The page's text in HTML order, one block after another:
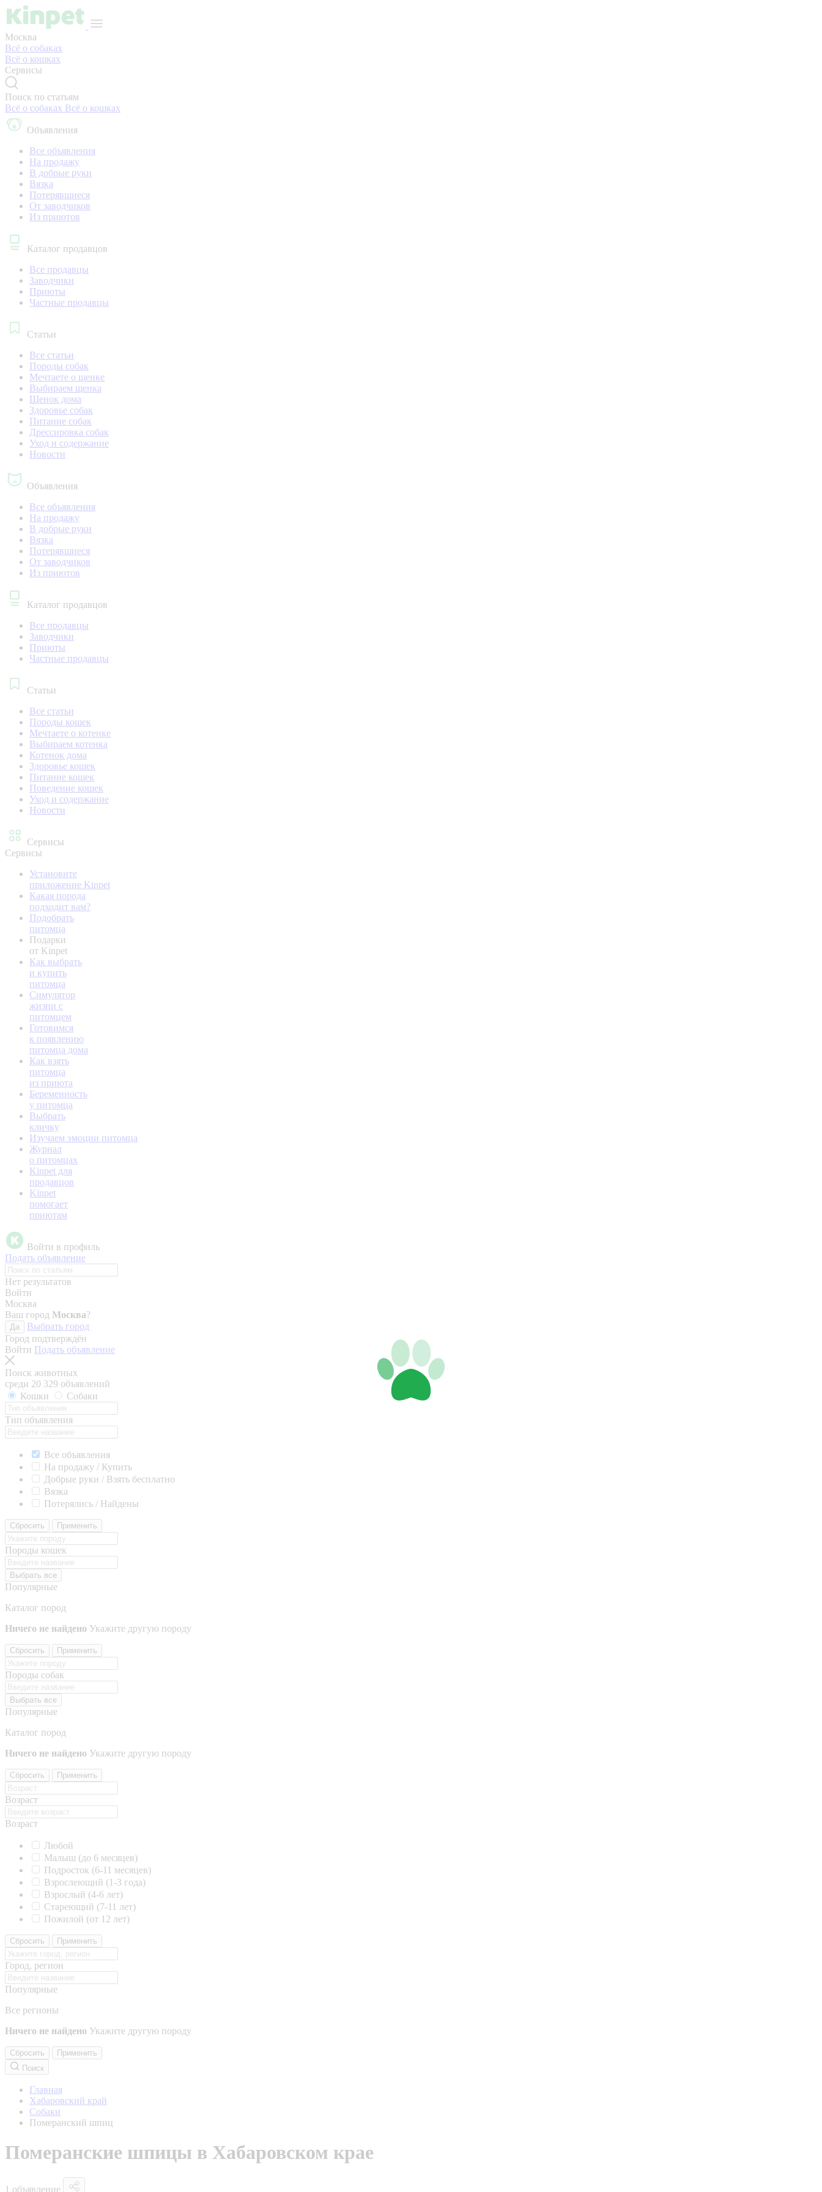
Москва
Всё о собаках
Всё о кошках
Сервисы
Поиск по статьям
Всё о собаках Всё о кошках
Объявления
Все объявления
На продажу
В добрые руки
Вязка
Потерявшиеся
От заводчиков
Из приютов
Каталог продавцов
Все продавцы
Заводчики
Приюты
Частные продавцы
Статьи
Все статьи
Породы собак
Мечтаете о щенке
Выбираем щенка
Щенок дома
Здоровье собак
Питание собак
Дрессировка собак
Уход и содержание
Новости
Объявления
Все объявления
На продажу
В добрые руки
Вязка
Потерявшиеся
От заводчиков
Из приютов
Каталог продавцов
Все продавцы
Заводчики
Приюты
Частные продавцы
Статьи
Все статьи
Породы кошек
Мечтаете о котенке
Выбираем котенка
Котенок дома
Здоровье кошек
Питание кошек
Поведение кошек
Уход и содержание
Новости
Сервисы
Сервисы
Установите
приложение Kinpet
Какая порода
подходит вам?
Подобрать
питомца
Подарки
от Kinpet
Как выбрать
и купить
питомца
Симулятор
жизни с
питомцем
Готовимся
к появлению
питомца дома
Как взять
питомца
из приюта
Беременность
у питомца
Выбрать
кличку
Изучаем эмоции питомца
Журнал
о питомцах
Kinpet для
продавцов
Kinpet
помогает
приютам
Войти в профиль
Подать объявление
Нет результатов
Войти
Москва
Ваш город Москва?
Да
Выбрать город
Город подтверждён
Войти Подать объявление
Поиск животных
среди 20 329 объявлений
Кошки
Собаки
Тип объявления
Все объявления
На продажу / Купить
Добрые руки / Взять бесплатно
Вязка
Потерялись / Найдены
Сбросить Применить
Породы кошек
Выбрать все
Популярные
Каталог пород
Ничего не найдено Укажите другую породу
Сбросить Применить
Породы собак
Выбрать все
Популярные
Каталог пород
Ничего не найдено Укажите другую породу
Сбросить Применить
Возраст
Возраст
Любой
Малыш (до 6 месяцев)
Подросток (6-11 месяцев)
Взрослеющий (1-3 года)
Взрослый (4-6 лет)
Стареющий (7-11 лет)
Пожилой (от 12 лет)
Сбросить Применить
Город, регион
Популярные
Все регионы
Ничего не найдено Укажите другую породу
Сбросить
Применить
Поиск
Главная
Хабаровский край
Собаки
Померанский шпиц
Померанские шпицы в Хабаровском крае
1 объявление